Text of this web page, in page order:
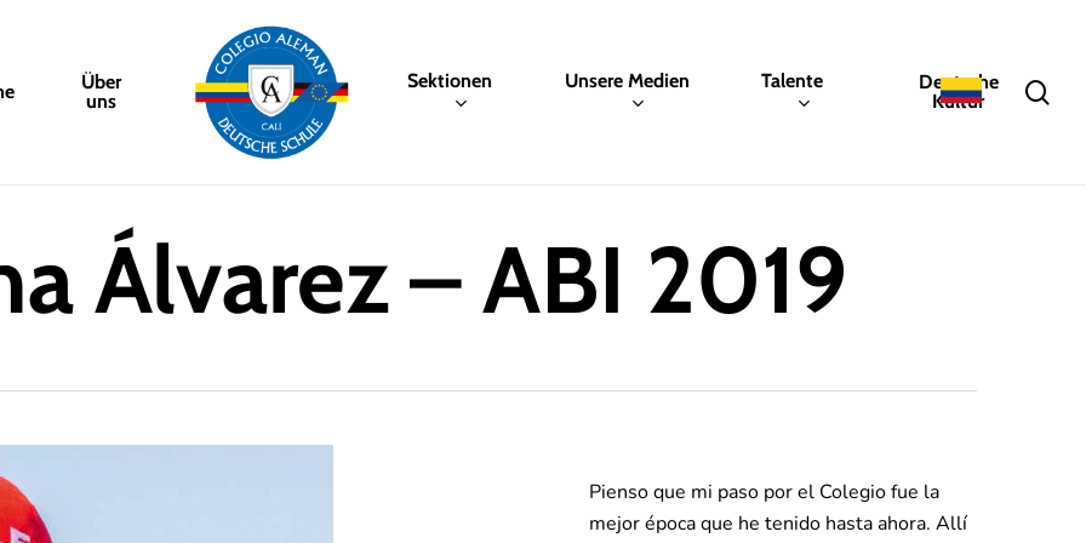
Über
uns
Sektionen Unsere Medien Talente
Deutsche
Kultur
Álvarez – ABI 2019
Pienso que mi paso por el Colegio fue la
mejor época que he tenido hasta ahora. Allí